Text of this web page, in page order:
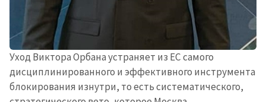
Уход Виктора Орбана устраняет из ЕС самого
дисциплинированного и эффективного инструмента
блокирования изнутри, то есть систематического,